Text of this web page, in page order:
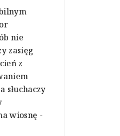
nie
zasięg
z
słuchaczy
wiosnę -